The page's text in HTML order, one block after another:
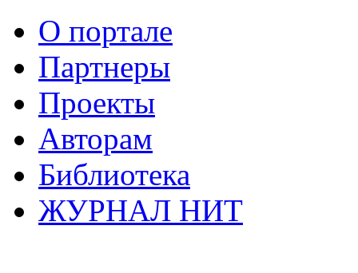
О портале
Партнеры
Проекты
Авторам
Библиотека
ЖУРНАЛ НИТ